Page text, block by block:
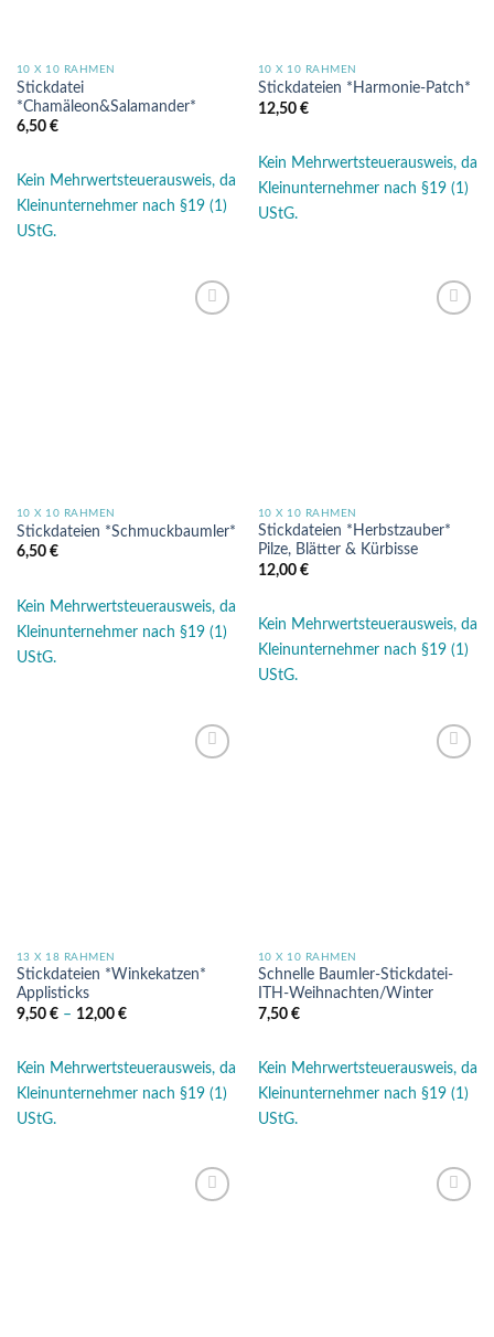
10 X 10 RAHMEN
Stickdatei
*Chamäleon&Salamander*
6,50 €
Kein Mehrwertsteuerausweis, da
Kleinunternehmer nach §19 (1)
UStG.
10 X 10 RAHMEN
Stickdateien *Harmonie-Patch*
12,50 €
Kein Mehrwertsteuerausweis, da
Kleinunternehmer nach §19 (1)
UStG.
10 X 10 RAHMEN
Stickdateien *Schmuckbaumler*
6,50 €
Kein Mehrwertsteuerausweis, da
Kleinunternehmer nach §19 (1)
UStG.
10 X 10 RAHMEN
Stickdateien *Herbstzauber*
Pilze, Blätter & Kürbisse
12,00 €
Kein Mehrwertsteuerausweis, da
Kleinunternehmer nach §19 (1)
UStG.
13 X 18 RAHMEN
Stickdateien *Winkekatzen*
Applisticks
9,50 €– 12,00 €
Kein Mehrwertsteuerausweis, da
Kleinunternehmer nach §19 (1)
UStG.
10 X 10 RAHMEN
Schnelle Baumler-Stickdatei-
ITH-Weihnachten/Winter
7,50 €
Kein Mehrwertsteuerausweis, da
Kleinunternehmer nach §19 (1)
UStG.